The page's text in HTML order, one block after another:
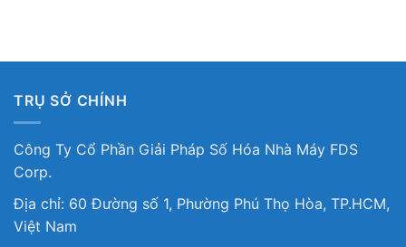
TRỤ SỞ CHÍNH
Công Ty Cổ Phần Giải Pháp Số Hóa Nhà Máy FDS
Corp.
Địa chỉ: 60 Đường số 1, Phường Phú Thọ Hòa, TP.HCM,
Việt Nam